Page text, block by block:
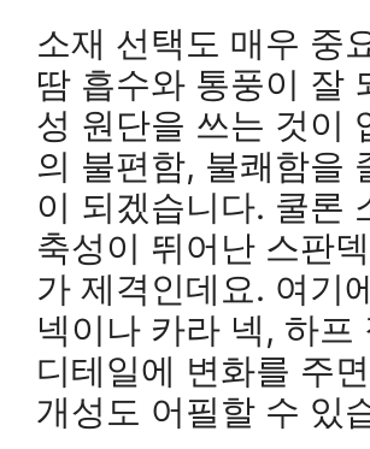
소재 선택도 매우 중
땀 흡수와 통풍이 잘
성 원단을 쓰는 것이
의 불편함, 불쾌함을
이 되겠습니다. 쿨론
축성이 뛰어난 스판
가 제격인데요. 여기
넥이나 카라 넥, 하프
디테일에 변화를 주
개성도 어필할 수 있